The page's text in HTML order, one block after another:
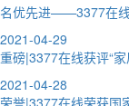
名优先进——3377在线
2021-04-29
重磅|3377在线获评“
2021-04-28
荣誉|3377在线荣获国